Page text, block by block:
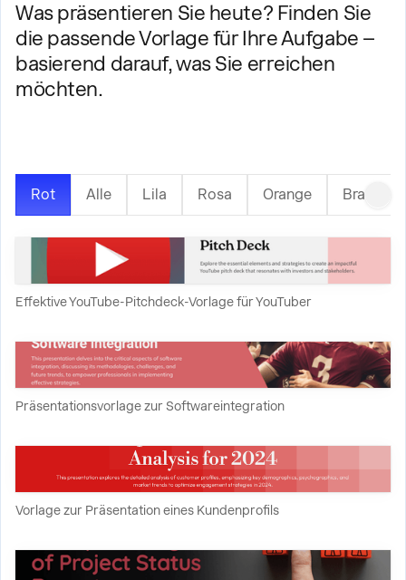
Was präsentieren Sie heute? Finden Sie
die passende Vorlage für Ihre Aufgabe –
basierend darauf, was Sie erreichen
möchten.
Rot Alle Lila Rosa Orange Braun
Effektive YouTube-Pitchdeck-Vorlage für YouTuber
Präsentationsvorlage zur Softwareintegration
Vorlage zur Präsentation eines Kundenprofils